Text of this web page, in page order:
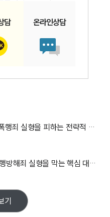
담 온라인상담
특수폭행처벌이 두렵다면? | 특수폭행죄 실형을 피하는 전략적 대응 방법
특수공무집행방해죄 | 특수공무집행방해죄 실형을 막는 핵심 대응 전략
기